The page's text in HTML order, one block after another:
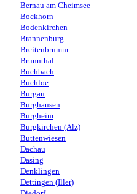
Bernau am Cheimsee
Bockhorn
Bodenkirchen
Brannenburg
Breitenbrumm
Brunnthal
Buchbach
Buchloe
Burgau
Burghausen
Burgheim
Burgkirchen (Alz)
Buttenwiesen
Dachau
Dasing
Denklingen
Dettingen (Iller)